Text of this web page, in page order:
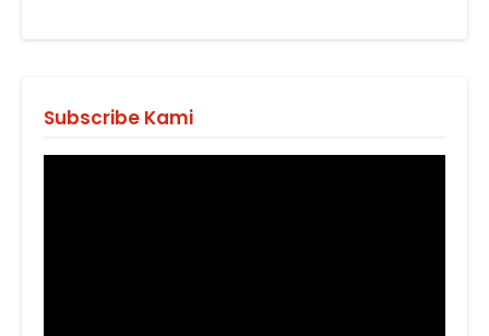
Subscribe Kami